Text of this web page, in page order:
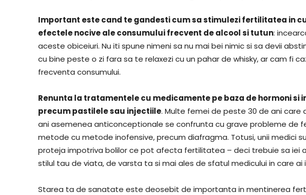
Important este cand te gandesti cum sa stimulezi fertilitatea in
efectele nocive ale consumului frecvent de alcool si tutun:
aceste obiceiuri. Nu iti spune nimeni sa nu mai bei nimic si sa devii
cu bine peste o zi fara sa te relaxezi cu un pahar de whisky, ar cam fi
frecventa consumului.
Renunta la tratamentele cu medicamente pe baza de hormoni si
precum pastilele sau injectiile. Multe femei de peste 30 de ani
ani asemenea anticonceptionale se confrunta cu grave probleme de
metode cu metode inofensive, precum diafragma. Totusi, unii medici
proteja impotriva bolilor ce pot afecta fertilitatea – deci trebuie sa iei
stilul tau de viata, de varsta ta si mai ales de sfatul medicului in care ai
Starea ta de sanatate este deosebit de importanta in mentinerea